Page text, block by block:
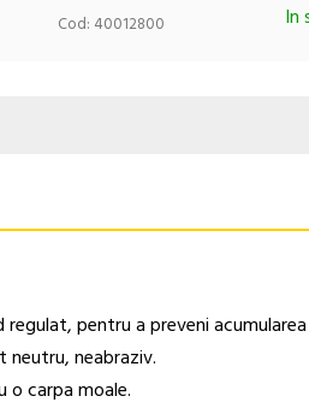
Cod: 40012800 In
pentru a preveni
neutru, neabraziv.
carpa moale.